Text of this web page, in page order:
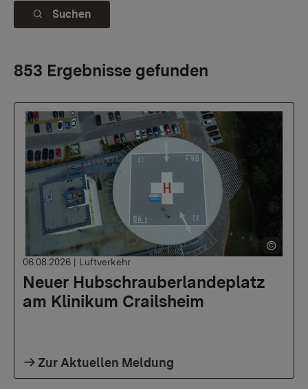
Suchen
853 Ergebnisse gefunden
Neuer Hubschrauberlandeplatz
am Klinikum Crailsheim
06.08.2026 | Luftverkehr
Zur Aktuellen Meldung